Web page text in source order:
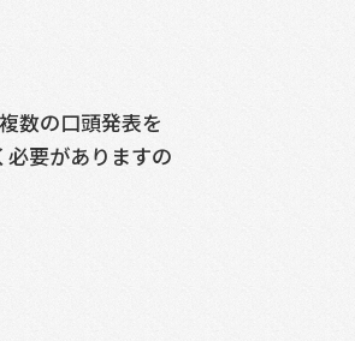
数の口頭発表を
必要がありますの